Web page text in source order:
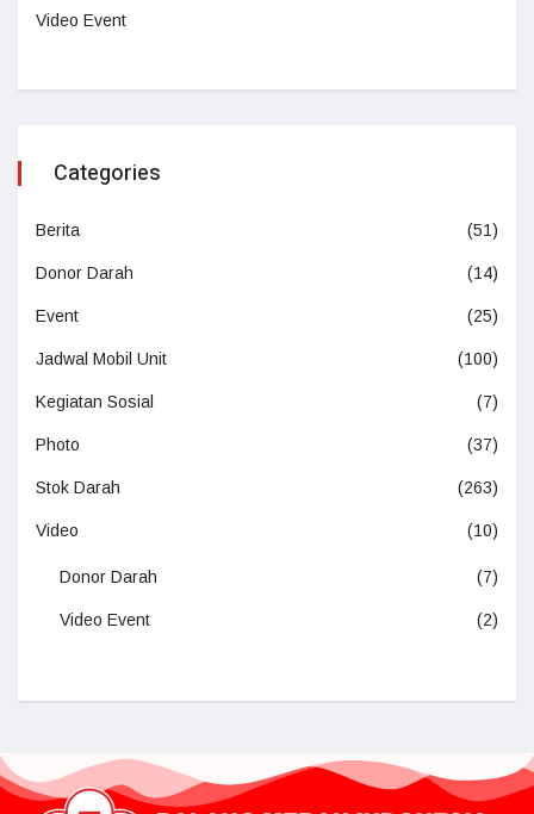
Video Event
Categories
Berita (51)
Donor Darah (14)
Event (25)
Jadwal Mobil Unit (100)
Kegiatan Sosial (7)
Photo (37)
Stok Darah (263)
Video (10)
Donor Darah (7)
Video Event (2)